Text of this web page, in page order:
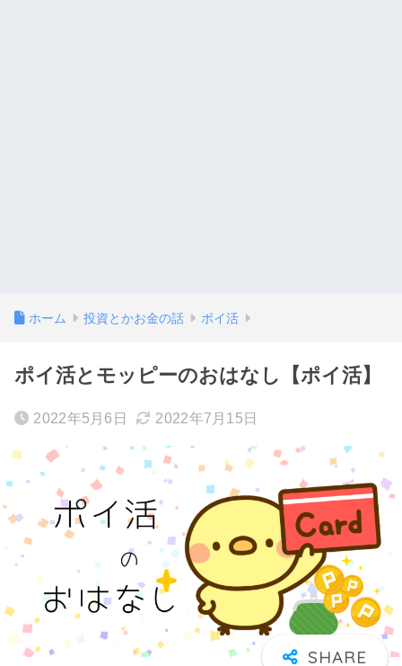
ホーム 投資とかお金の話 ポイ活
ポイ活とモッピーのおはなし【ポイ活】
2022年5月6日 2022年7月15日